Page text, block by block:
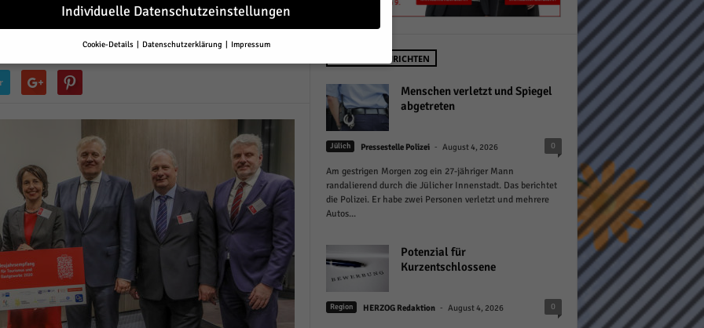
gezählt worden.
NEUSTE NACHRICHTEN
Menschen verletzt und Spiegel
abgetreten
Jülich Pressestelle Polizei - August 4, 2026 0
Am gestrigen Morgen zog ein 27-jähriger Mann
randalierend durch die Jülicher Innenstadt. Das berichtet
die Polizei. Er habe zwei Personen verletzt und mehrere
Autos...
Potenzial für
Kurzentschlossene
Region HERZOG Redaktion - August 4, 2026 0
Individuelle Datenschutzeinstellungen
Cookie-Details Datenschutzerklärung Impressum
Datenschutzeinstellungen
unter 16 Jahre alt sind und Ihre Zustimmung zu freiwilligen Diensten geben
Cookies und andere Technologien auf unserer Website. Einige von ihnen
während andere uns helfen, diese Website und Ihre Erfahrung zu
Personenbezogene Daten können verarbeitet werden (z. B. IP-Adressen), z.
Anzeigen und Inhalte oder Anzeigen- und Inhaltsmessung.
Informationen über die Verwendung Ihrer Daten finden Sie in unserer
.
Sie eine Übersicht über alle verwendeten Cookies. Sie können Ihre
zu ganzen Kategorien geben oder sich weitere Informationen anzeigen
und so nur bestimmte Cookies auswählen.
akzeptieren
und weiter
Zurück